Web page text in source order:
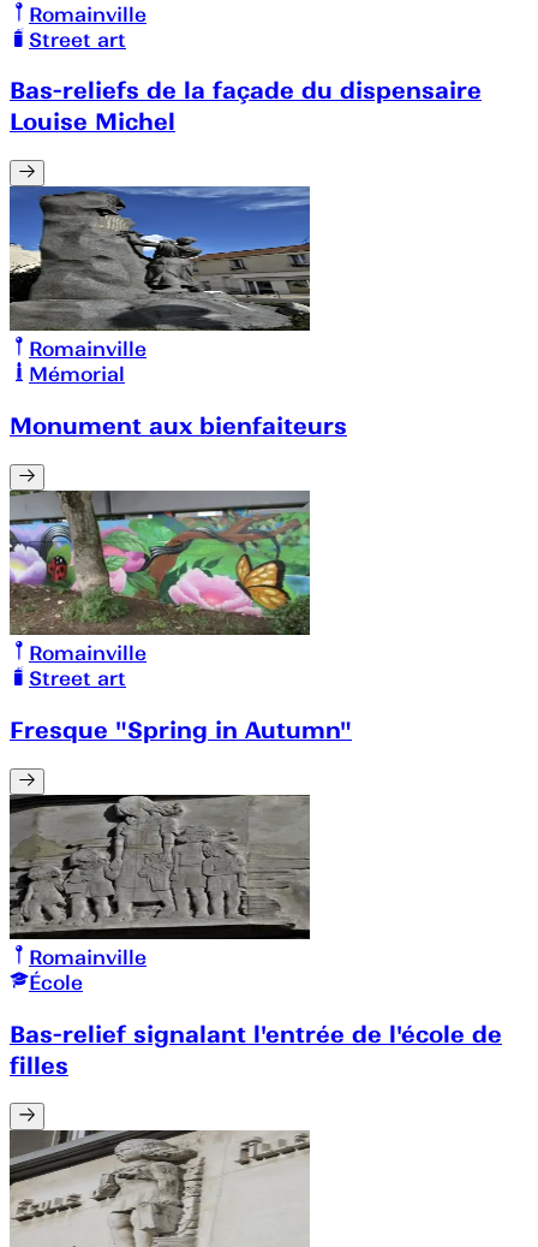
Romainville
Street art
Bas-reliefs de la façade du dispensaire
Louise Michel
Romainville
Mémorial
Monument aux bienfaiteurs
Romainville
Street art
Fresque "Spring in Autumn"
Romainville
École
Bas-relief signalant l'entrée de l'école de
filles